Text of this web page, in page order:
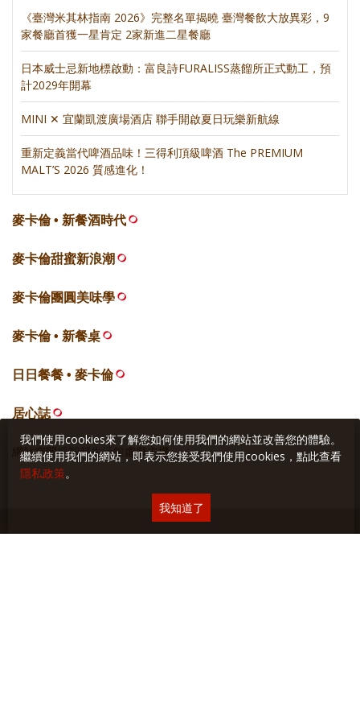
《臺灣米其林指南 2026》完整名單揭曉 臺灣餐飲大放異彩，9
家餐廳首獲一星肯定 2家新進二星餐廳
日本威士忌新地標啟動：富良詩FURALISS蒸餾所正式動工，預
計2029年開幕
MINI ✕ 宜蘭凱渡廣場酒店 聯手開啟夏日玩樂新航線
重新定義當代啤酒品味！三得利頂級啤酒 The PREMIUM
MALT’S 2026 質感進化！
麥卡倫 • 新餐酒時代
麥卡倫甜蜜新浪潮
麥卡倫團圓美味學
麥卡倫 • 新餐桌
日日餐餐 • 麥卡倫
居心誌
網站空間採智邦生活館 虛擬主機
我們使用cookies來了解您如何使用我們的網站並改善您的體驗。
繼續使用我們的網站，即表示您接受我們使用cookies，點此查看
隱私政策。
我知道了